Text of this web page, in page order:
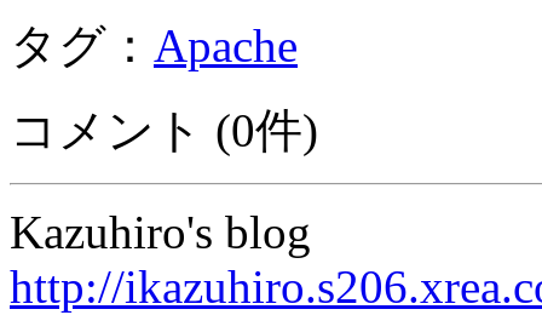
タグ： Apache
コメント (0件)
Kazuhiro's blog
http://